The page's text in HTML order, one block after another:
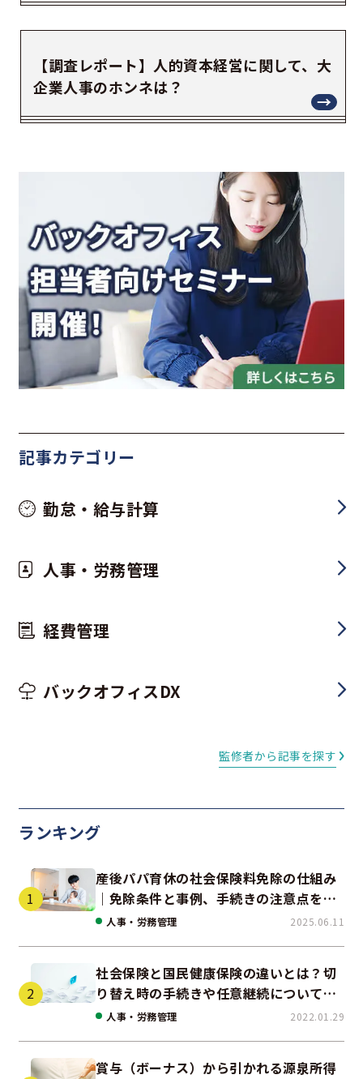
【調査レポート】人的資本経営に関して、大
企業人事のホンネは？
記事カテゴリー
勤怠・給与計算
人事・労務管理
経費管理
バックオフィスDX
監修者から記事を探す
ランキング
産後パパ育休の社会保険料免除の仕組み
｜免除条件と事例、手続きの注意点を解
説人事・労務管理 2025.06.11
社会保険と国民健康保険の違いとは？切
り替え時の手続きや任意継続について解
説！
人事・労務管理 2022.01.29
賞与（ボーナス）から引かれる源泉所得